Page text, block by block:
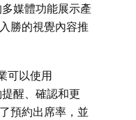
媒體功能展示產
勝的視覺內容推
可以使用
醒、確認和更
預約出席率，並